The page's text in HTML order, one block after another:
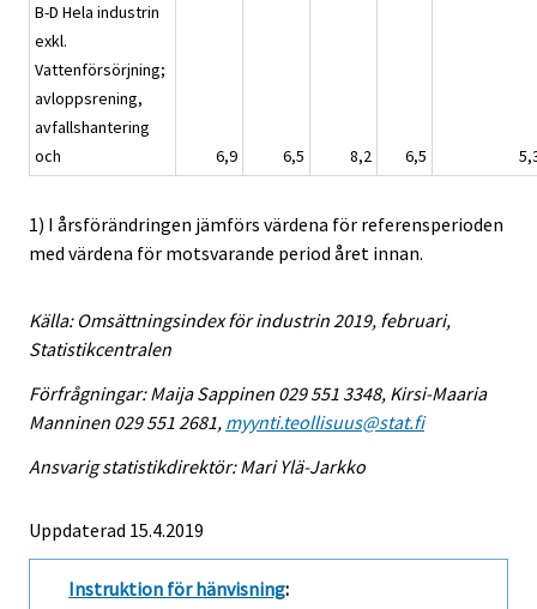
B-D Hela industrin
exkl.
Vattenförsörjning;
avloppsrening,
avfallshantering
och
6,9 6,5 8,2 6,5
1) I årsförändringen jämförs värdena för referensperioden
med värdena för motsvarande period året innan.
Källa: Omsättningsindex för industrin 2019, februari,
Statistikcentralen
Förfrågningar: Maija Sappinen 029 551 3348, Kirsi-Maaria
Manninen 029 551 2681, myynti.teollisuus@stat.fi
Ansvarig statistikdirektör: Mari Ylä-Jarkko
Uppdaterad 15.4.2019
Instruktion för hänvisning: